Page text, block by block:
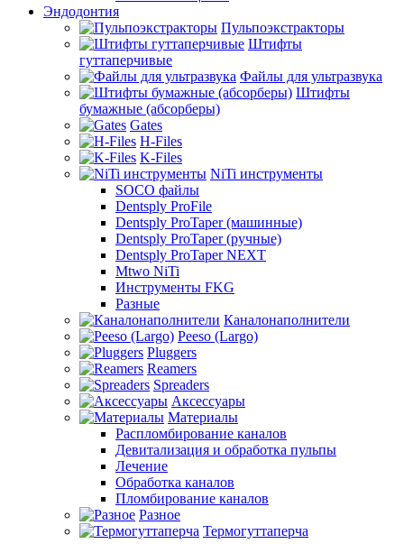
Эндодонтия
Пульпоэкстракторы
Штифты
гуттаперчивые
Файлы для ультразвука
Штифты
бумажные (абсорберы)
Gates
H-Files
K-Files
NiTi инструменты
SOCO файлы
Dentsply ProFile
Dentsply ProTaper (машинные)
Dentsply ProTaper (ручные)
Dentsply ProTaper NEXT
Mtwo NiTi
Инструменты FKG
Разные
Каналонаполнители
Peeso (Largo)
Pluggers
Reamers
Spreaders
Аксессуары
Материалы
Распломбирование каналов
Девитализация и обработка пульпы
Лечение
Обработка каналов
Пломбирование каналов
Разное
Термогуттаперча